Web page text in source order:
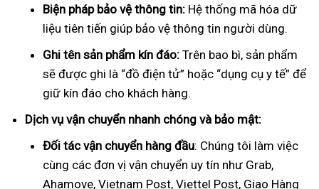
Biện pháp bảo vệ thông tin: Hệ thống mã hóa dữ
liệu tiên tiến giúp bảo vệ thông tin người dùng.
Ghi tên sản phẩm kín đáo: Trên bao bì, sản phẩm
sẽ được ghi là “đồ điện tử” hoặc “dụng cụ y tế” để
giữ kín đáo cho khách hàng.
Dịch vụ vận chuyển nhanh chóng và bảo mật:
Đối tác vận chuyển hàng đầu: Chúng tôi làm việc
cùng các đơn vị vận chuyển uy tín như Grab,
Ahamove, Vietnam Post, Viettel Post, Giao Hàng